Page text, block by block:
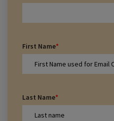
First Name*
Last Name*